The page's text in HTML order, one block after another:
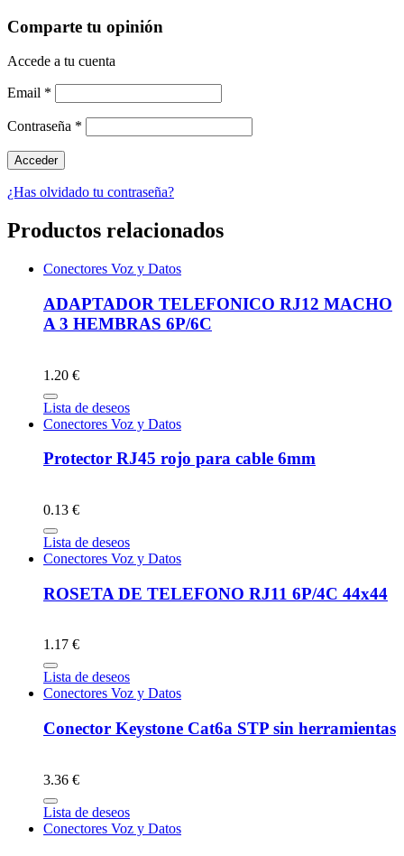
Comparte tu opinión
Accede a tu cuenta
Email *
Contraseña *
¿Has olvidado tu contraseña?
Productos relacionados
Conectores Voz y Datos
ADAPTADOR TELEFONICO RJ12 MACHO
A 3 HEMBRAS 6P/6C
1.20 €
Lista de deseos
Conectores Voz y Datos
Protector RJ45 rojo para cable 6mm
0.13 €
Lista de deseos
Conectores Voz y Datos
ROSETA DE TELEFONO RJ11 6P/4C 44x44
1.17 €
Lista de deseos
Conectores Voz y Datos
Conector Keystone Cat6a STP sin herramientas
3.36 €
Lista de deseos
Conectores Voz y Datos